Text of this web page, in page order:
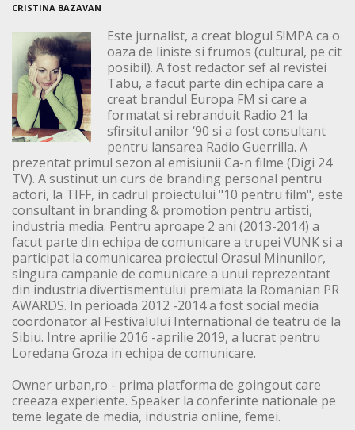
CRISTINA BAZAVAN
Este jurnalist, a creat blogul S!MPA ca o
oaza de liniste si frumos (cultural, pe cit
posibil). A fost redactor sef al revistei
Tabu, a facut parte din echipa care a
creat brandul Europa FM si care a
formatat si rebranduit Radio 21 la
sfirsitul anilor ‘90 si a fost consultant
pentru lansarea Radio Guerrilla. A
prezentat primul sezon al emisiunii Ca-n filme (Digi 24
TV). A sustinut un curs de branding personal pentru
actori, la TIFF, in cadrul proiectului "10 pentru film", este
consultant in branding & promotion pentru artisti,
industria media. Pentru aproape 2 ani (2013-2014) a
facut parte din echipa de comunicare a trupei VUNK si a
participat la comunicarea proiectul Orasul Minunilor,
singura campanie de comunicare a unui reprezentant
din industria divertismentului premiata la Romanian PR
AWARDS. In perioada 2012 -2014 a fost social media
coordonator al Festivalului International de teatru de la
Sibiu. Intre aprilie 2016 -aprilie 2019, a lucrat pentru
Loredana Groza in echipa de comunicare.
Owner urban,ro - prima platforma de goingout care
creeaza experiente. Speaker la conferinte nationale pe
teme legate de media, industria online, femei.